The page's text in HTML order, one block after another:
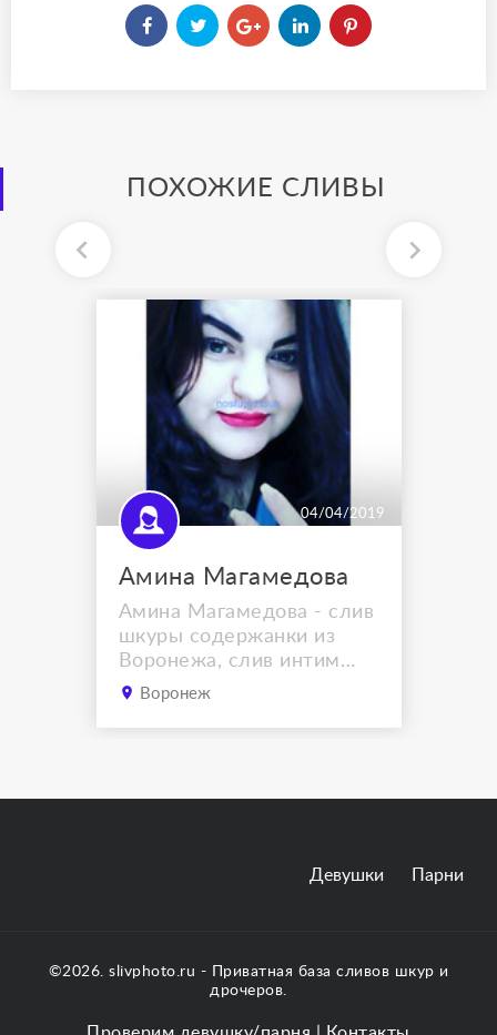
ПОХОЖИЕ СЛИВЫ
04/04/2019
Амина Магамедова
Амина Магамедова - cлив
шкуры содержанки из
Воронежа, слив интим
фото и переписки
Воронеж
Девушки Парни
©2026. slivphoto.ru - Приватная база сливов шкур и
дрочеров.